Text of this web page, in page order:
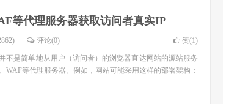
等代理服务器获取访问者真实IP
评论(0) 赞(1)
不是简单地从用户（访问者）的浏览器直达网站的源站服务
WAF等代理服务器。例如，网站可能采用这样的部署架构：